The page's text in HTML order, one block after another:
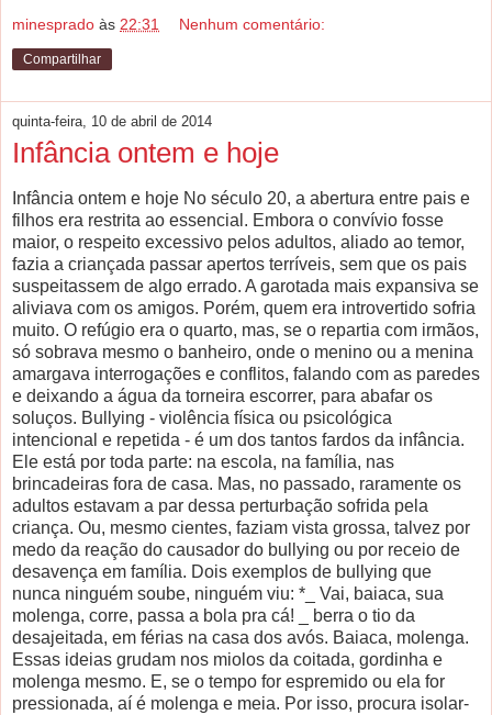
minesprado às 22:31 Nenhum comentário:
Compartilhar
quinta-feira, 10 de abril de 2014
Infância ontem e hoje
Infância ontem e hoje No século 20, a abertura entre pais e
filhos era restrita ao essencial. Embora o convívio fosse
maior, o respeito excessivo pelos adultos, aliado ao temor,
fazia a criançada passar apertos terríveis, sem que os pais
suspeitassem de algo errado. A garotada mais expansiva se
aliviava com os amigos. Porém, quem era introvertido sofria
muito. O refúgio era o quarto, mas, se o repartia com irmãos,
só sobrava mesmo o banheiro, onde o menino ou a menina
amargava interrogações e conflitos, falando com as paredes
e deixando a água da torneira escorrer, para abafar os
soluços. Bullying - violência física ou psicológica
intencional e repetida - é um dos tantos fardos da infância.
Ele está por toda parte: na escola, na família, nas
brincadeiras fora de casa. Mas, no passado, raramente os
adultos estavam a par dessa perturbação sofrida pela
criança. Ou, mesmo cientes, faziam vista grossa, talvez por
medo da reação do causador do bullying ou por receio de
desavença em família. Dois exemplos de bullying que
nunca ninguém soube, ninguém viu: *_ Vai, baiaca, sua
molenga, corre, passa a bola pra cá! _ berra o tio da
desajeitada, em férias na casa dos avós. Baiaca, molenga.
Essas ideias grudam nos miolos da coitada, gordinha e
molenga mesmo. E, se o tempo for espremido ou ela for
pressionada, aí é molenga e meia. Por isso, procura isolar-